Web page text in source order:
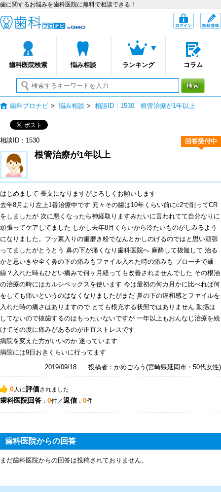
歯に関するお悩みを歯科医院に無料で相談できる！
歯科医院検索 悩み相談 ランキング コラム
ログイン
検索
歯科プロナビ > 悩み相談 > 相談ID：1530 根管治療が1年以上
根管治療が1年以上
はじめまして 長文になりますがよろしくお願いします
去年8月より左上1番治療中です 元々その歯は10年くらい前にc2で削ってCR
をしましたが 次に悪くなったら神経取りますみたいに言われてて自分なりに
頑張ってケアしてました しかし去年8月くらいから冷たいものがしみるよう
になりました。フッ素入りの歯磨き粉でなんとかしのげるのではと思い頑張
ってましたがとうとう 鼻の下が痛くなり歯科医院へ 麻酔して抜髄して 治る
かと思いきや全く鼻の下の痛みもファイル入れた時の痛みも ブローチで麺
線？入れた時もひどい痛みで何ヶ月経っても改善されませんでした その根治
の治療の時にはカルシペックスを使います 今は最初の何カ月かに比べれば何
をしても痛いというのはなくなりましたがまだ 鼻の下の違和感とファイルを
入れた時の痛さはありますので とても根充する状態ではありません 動揺は
してないので抜歯するのはもったいないですが 一年以上もおんなじ治療を続
けてその度に痛みがあるのが正直ストレスです
病院を変えた方がいいのか 迷っています
病院には9日おきくらいに行ってます
2019/09/18
投稿者：かめごろう(宮崎県延岡市・50代女性)
相談ID：1530 回答受付中
0 人に評価されました
歯科医院回答 ： 0件／返信： 0件
歯科医院からの回答
まだ歯科医院からの回答は投稿されておりません。